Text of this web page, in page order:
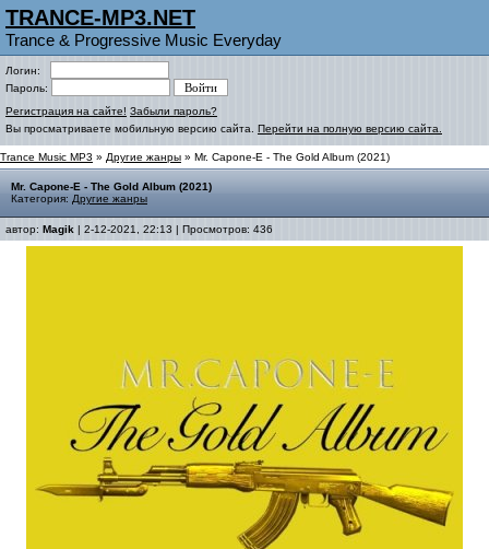
TRANCE-MP3.NET
Trance & Progressive Music Everyday
Логин:
Пароль:
Регистрация на сайте! Забыли пароль?
Вы просматриваете мобильную версию сайта. Перейти на полную версию сайта.
Trance Music MP3 » Другие жанры » Mr. Capone-E - The Gold Album (2021)
Mr. Capone-E - The Gold Album (2021)
Категория: Другие жанры
автор: Magik | 2-12-2021, 22:13 | Просмотров: 436